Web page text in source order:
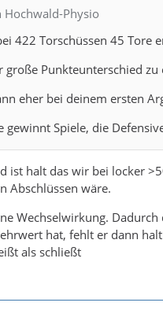
Hochwald-Physio
422 Torschüssen 45 Tore
große Punkteunterschied zu
eher bei deinem ersten
gewinnt Spiele, die
ist halt das wir bei locker
Abschlüssen wäre.
Wechselwirkung.
hat, fehlt er dann
als schließt